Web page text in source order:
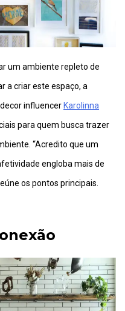
um ambiente repleto de
a criar este espaço, a
influencerKarolinna
para quem busca trazer
“Acredito que um
engloba mais de
os pontos principais.